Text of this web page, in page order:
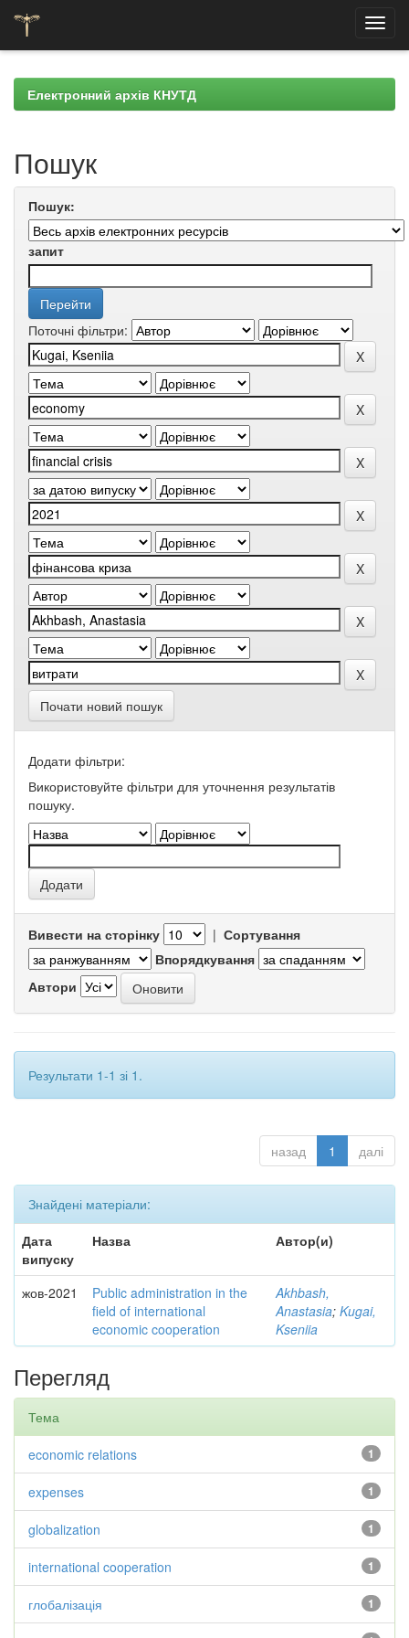
navigationЕлектронний архів КНУТД
Пошук
Пошук:
запит
Поточні фільтри:
Почати новий пошук
Додати фільтри:
Використовуйте фільтри для уточнення результатів
пошуку.
Вивести на сторінку | Сортування
Впорядкування
Автори
Результати 1-1 зі 1.
назад 1 далі
Знайдені матеріали:
Дата
випуску
Назва Автор(и)
жов-2021
Public administration in the
field of international
economic cooperation
Akhbash,
Anastasia; Kugai,
Kseniia
Перегляд
Тема
1
economic relations
1
expenses
1
globalization
1
international cooperation
1
глобалізація